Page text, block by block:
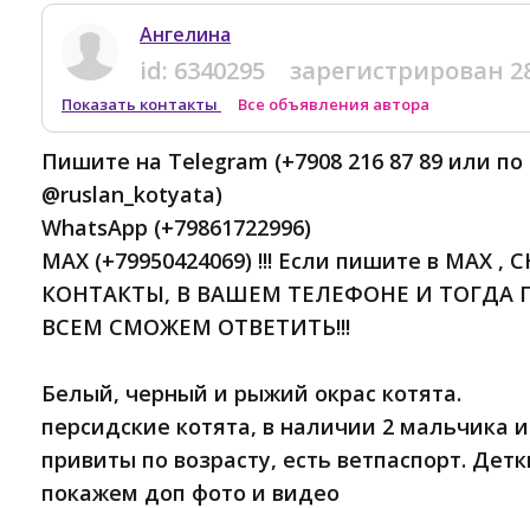
Ангелина
id: 6340295 зарегистрирован
Показать контакты Все объявления автора
Пишите на Telegram (+7908 216 87 89 или
@ruslan_kotyata)
WhatsApp (+79861722996)
MAX (+79950424069) !!! Если пишите в MAX
КОНТАКТЫ, В ВАШЕМ ТЕЛЕФОНЕ И ТОГДА
ВСЕМ СМОЖЕМ ОТВЕТИТЬ!!!
Белый, черный и рыжий окрас котята.
персидские котята, в наличии 2 мальчика
привиты по возрасту, есть ветпаспорт.
покажем доп фото и видео